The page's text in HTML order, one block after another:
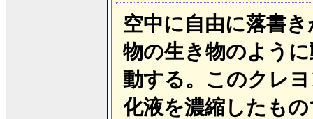
空中に自由に落書
物の生き物のよう
動する。このクレ
化液を濃縮したも